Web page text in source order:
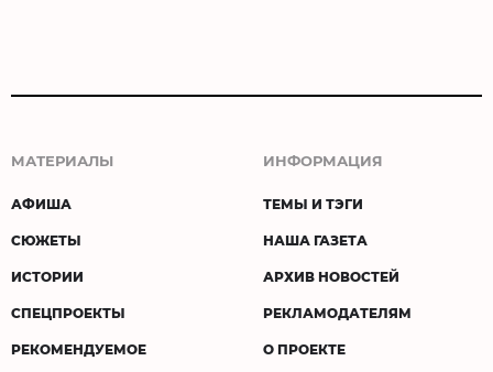
МАТЕРИАЛЫ
АФИША
СЮЖЕТЫ
ИСТОРИИ
СПЕЦПРОЕКТЫ
РЕКОМЕНДУЕМОЕ
ИНФОРМАЦИЯ
ТЕМЫ И ТЭГИ
НАША ГАЗЕТА
АРХИВ НОВОСТЕЙ
РЕКЛАМОДАТЕЛЯМ
О ПРОЕКТЕ